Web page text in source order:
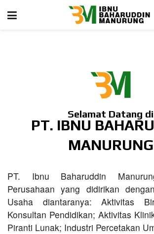
Selamat Datang di
PT. IBNU
MANURUNG
PT. Ibnu Baharuddin
Perusahaan yang didirikan
Usaha diantaranya: Aktivitas
Konsultan Pendidikan; Aktivitas
Piranti Lunak; Industri Percetakan